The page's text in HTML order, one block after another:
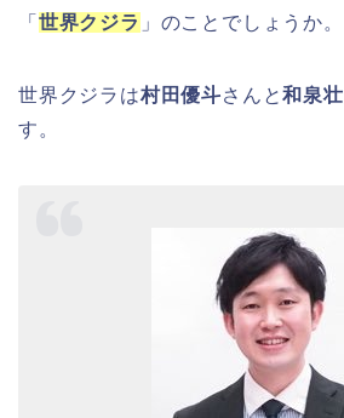
「 世界クジラ 」のことでしょうか。
世界クジラは村田優斗さんと和泉壮
す。